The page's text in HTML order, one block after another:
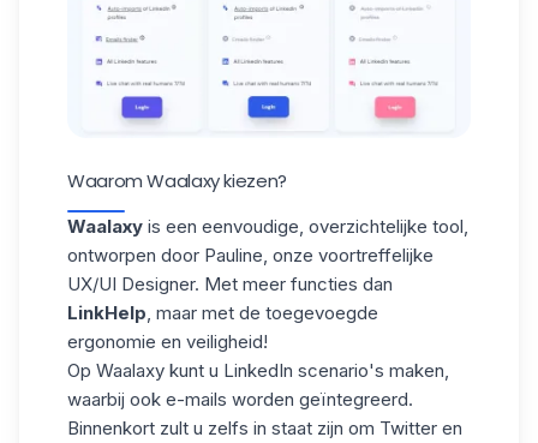
Waarom Waalaxy kiezen?
Waalaxy is een eenvoudige, overzichtelijke tool,
ontworpen door Pauline , onze voortreffelijke
UX/UI Designer. Met meer functies dan
LinkHelp , maar met de toegevoegde
ergonomie en veiligheid!
Op Waalaxy kunt u LinkedIn scenario's maken
waarbij ook e-mails worden geïntegreerd.
Binnenkort zult u zelfs in staat zijn om Twitter en